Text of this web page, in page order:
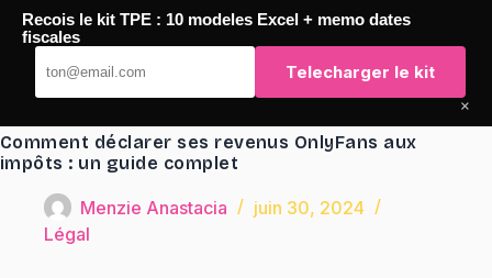
Passer
contenu
TaqTaq
Comment déclarer ses revenus OnlyFans aux
impôts : un guide complet
Menzie Anastacia
juin 30, 2024
Légal
Recois le kit TPE : 10 modeles Excel + memo dates
fiscales
Telecharger le kit
×